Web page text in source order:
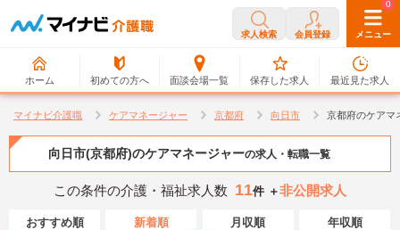
求人検索 会員登録 メニュー
ホーム 初めての方へ 面談会場一覧
0
保存した求人
0
最近見た求人
マイナビ介護職 ケアマネージャー 京都府 向日市 京都府のケアマ
向日市(京都府)のケアマネージャーの求人・転職一覧
この条件の介護・福祉求人数 11件 ＋非公開求人
おすすめ順 新着順 月収順 年収順